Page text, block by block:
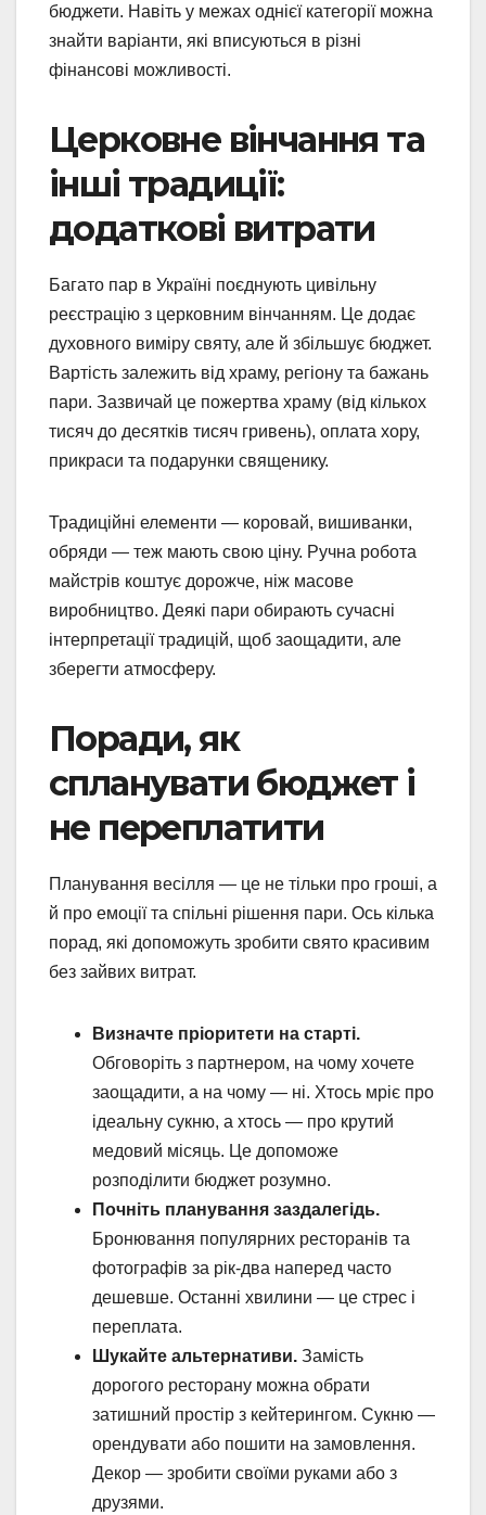
бюджети. Навіть у межах однієї категорії можна
знайти варіанти, які вписуються в різні
фінансові можливості.
Церковне вінчання та
інші традиції:
додаткові витрати
Багато пар в Україні поєднують цивільну
реєстрацію з церковним вінчанням. Це додає
духовного виміру святу, але й збільшує бюджет.
Вартість залежить від храму, регіону та бажань
пари. Зазвичай це пожертва храму (від кількох
тисяч до десятків тисяч гривень), оплата хору,
прикраси та подарунки священику.
Традиційні елементи — коровай, вишиванки,
обряди — теж мають свою ціну. Ручна робота
майстрів коштує дорожче, ніж масове
виробництво. Деякі пари обирають сучасні
інтерпретації традицій, щоб заощадити, але
зберегти атмосферу.
Поради, як
спланувати бюджет і
не переплатити
Планування весілля — це не тільки про гроші, а
й про емоції та спільні рішення пари. Ось кілька
порад, які допоможуть зробити свято красивим
без зайвих витрат.
Визначте пріоритети на старті.
Обговоріть з партнером, на чому хочете
заощадити, а на чому — ні. Хтось мріє про
ідеальну сукню, а хтось — про крутий
медовий місяць. Це допоможе
розподілити бюджет розумно.
Почніть планування заздалегідь.
Бронювання популярних ресторанів та
фотографів за рік-два наперед часто
дешевше. Останні хвилини — це стрес і
переплата.
Шукайте альтернативи. Замість
дорогого ресторану можна обрати
затишний простір з кейтерингом. Сукню —
орендувати або пошити на замовлення.
Декор — зробити своїми руками або з
друзями.